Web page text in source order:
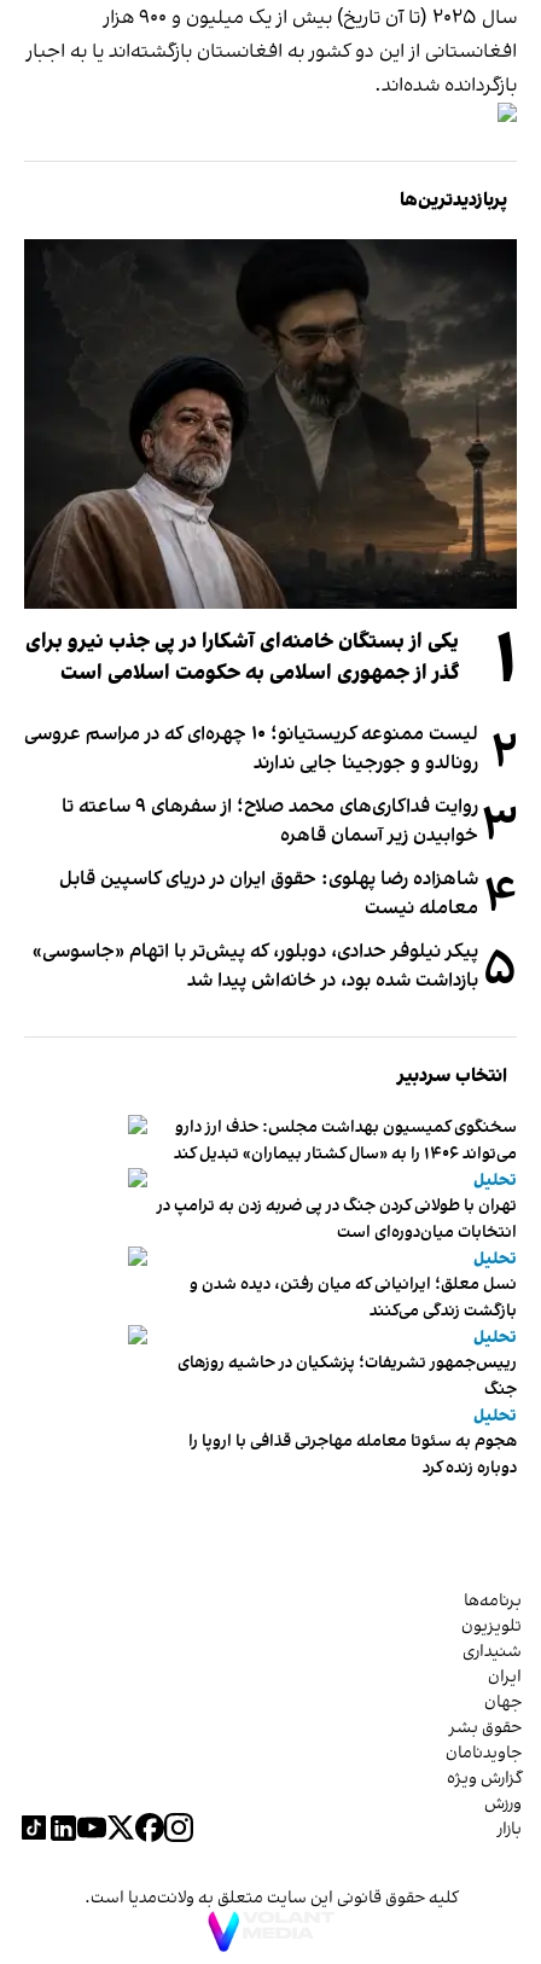
سال ۲۰۲۵ (تا آن تاریخ) بیش از یک میلیون و ۹۰۰ هزار
افغانستانی از این دو کشور به افغانستان بازگشته‌اند یا به اجبار
بازگردانده شده‌اند.
پربازدیدترین‌ها
۱
یکی از بستگان خامنه‌ای آشکارا در پی جذب نیرو برای
گذر از جمهوری اسلامی به حکومت اسلامی است
۲
لیست ممنوعه کریستیانو؛ ۱۰ چهره‌ای که در مراسم عروسی
رونالدو و جورجینا جایی ندارند
۳
روایت فداکاری‌های محمد صلاح؛ از سفرهای ۹ ساعته تا
خوابیدن زیر آسمان قاهره
۴ شاهزاده رضا پهلوی: حقوق ایران در دریای کاسپین قابل
معامله نیست
۵ پیکر نیلوفر حدادی، دوبلور، که پیش‌تر با اتهام «جاسوسی»
بازداشت شده بود، در خانه‌اش پیدا شد
انتخاب سردبیر
سخنگوی کمیسیون بهداشت مجلس: حذف ارز دارو
می‌تواند ۱۴۰۶ را به «سال کشتار بیماران» تبدیل کند
تحلیل
تهران با طولانی کردن جنگ در پی ضربه زدن به ترامپ در
انتخابات میان‌دوره‌ای است
تحلیل
نسل معلق؛ ایرانیانی که میان رفتن، دیده شدن و
بازگشت زندگی می‌کنند
تحلیل
رییس‌جمهور تشریفات؛ پزشکیان در حاشیه روزهای
جنگ
تحلیل
هجوم به سئوتا معامله مهاجرتی قذافی با اروپا را
دوباره زنده کرد
برنامه‌ها
تلویزیون
شنیداری
ایران
جهان
حقوق بشر
جاویدنامان
گزارش ویژه
ورزش
بازار
کلیه حقوق قانونی این سایت متعلق به ولانت‌مدیا است.